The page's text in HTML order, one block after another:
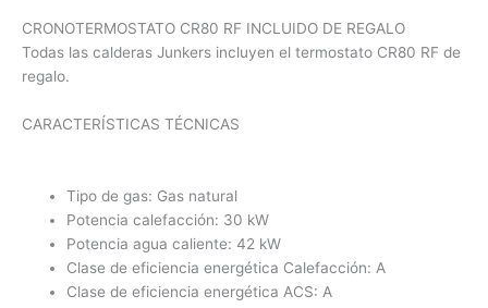
CRONOTERMOSTATO CR80 RF INCLUIDO DE REGALO
Todas las calderas Junkers incluyen el termostato CR80 RF de
regalo.
CARACTERÍSTICAS TÉCNICAS
Tipo de gas: Gas natural
Potencia calefacción: 30 kW
Potencia agua caliente: 42 kW
Clase de eficiencia energética Calefacción: A
Clase de eficiencia energética ACS: A